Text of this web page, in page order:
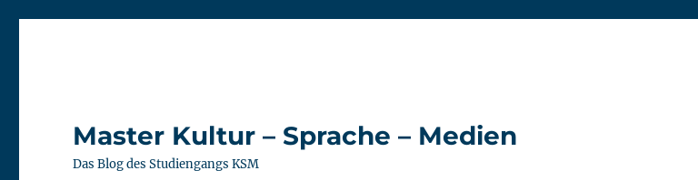
Master Kultur – Sprache – Medien
Das Blog des Studiengangs KSM